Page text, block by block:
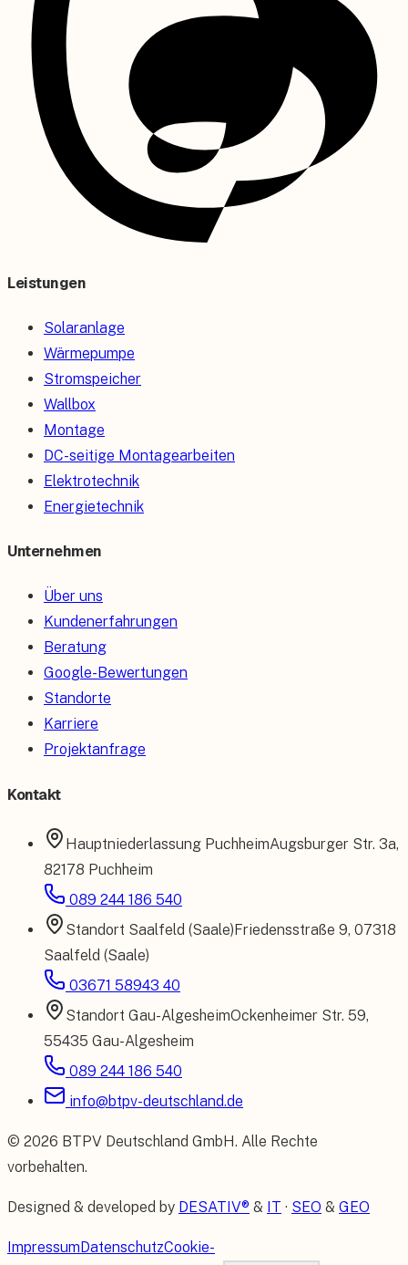
Leistungen
Solaranlage
Wärmepumpe
Stromspeicher
Wallbox
Montage
DC-seitige Montagearbeiten
Elektrotechnik
Energietechnik
Unternehmen
Über uns
Kundenerfahrungen
Beratung
Google-Bewertungen
Standorte
Karriere
Projektanfrage
Kontakt
Hauptniederlassung PuchheimAugsburger Str. 3a,
82178 Puchheim
089 244 186 540
Standort Saalfeld (Saale)Friedensstraße 9, 07318
Saalfeld (Saale)
03671 58943 40
Standort Gau-AlgesheimOckenheimer Str. 59,
55435 Gau-Algesheim
089 244 186 540
info@btpv-deutschland.de
© 2026 BTPV Deutschland GmbH. Alle Rechte
vorbehalten.
Designed & developed by DESATIV® & IT · SEO & GEO
ImpressumDatenschutzCookie-